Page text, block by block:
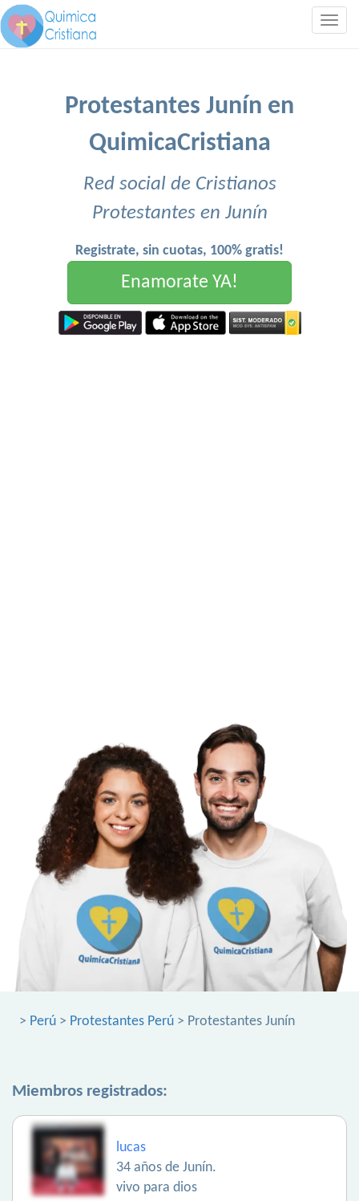
Protestantes Junín en
QuimicaCristiana
Red social de Cristianos
Protestantes en Junín
Registrate, sin cuotas, 100% gratis!
Enamorate YA!
> Perú > Protestantes Perú > Protestantes Junín
Miembros registrados:
lucas
34 años de Junín.
vivo para dios